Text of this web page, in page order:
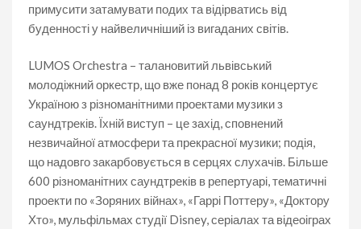
примусити затамувати подих та відірватись від
буденності у найвеличніший із вигаданих світів.
LUMOS Orchestra – талановитий львівський
молодіжний оркестр, що вже понад 8 років концертує
Україною з різноманітними проектами музики з
саундтреків. Їхній виступ – це захід, сповнений
незвичайної атмосфери та прекрасної музики; подія,
що надовго закарбовується в серцях слухачів. Більше
600 різноманітних саундтреків в репертуарі, тематичні
проекти по «Зоряних війнах», «Гаррі Поттеру», «Доктору
Хто», мульфільмах студії Disney, серіалах та відеоіграх